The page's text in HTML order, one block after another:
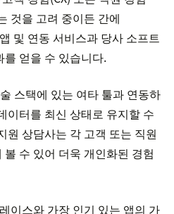
것을 고려 중이든 간에
및 연동 서비스과 당사 소프트
얻을 수 있습니다.
스택에 있는 여타 툴과 연동하
이터를 최신 상태로 유지할 수
원 상담사는 각 고객 또는 직원
수 있어 더욱 개인화된 경험
이스와 가장 인기 있는 앱의 가